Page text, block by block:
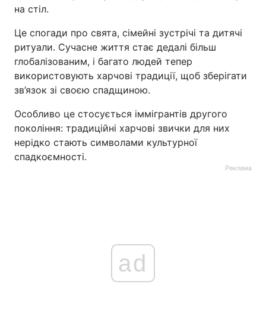
на стіл.
Це спогади про свята, сімейні зустрічі та дитячі
ритуали. Сучасне життя стає дедалі більш
глобалізованим, і багато людей тепер
використовують харчові традиції, щоб зберігати
зв’язок зі своєю спадщиною.
Особливо це стосується іммігрантів другого
покоління: традиційні харчові звички для них
нерідко стають символами культурної
спадкоємності.
Реклама
ad